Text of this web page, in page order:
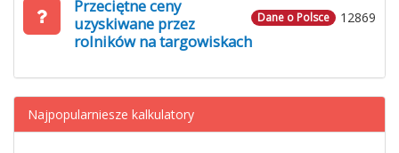
12869
Dane o Polsce
Przeciętne ceny
uzyskiwane przez
rolników na targowiskach
Najpopularniesze kalkulatory